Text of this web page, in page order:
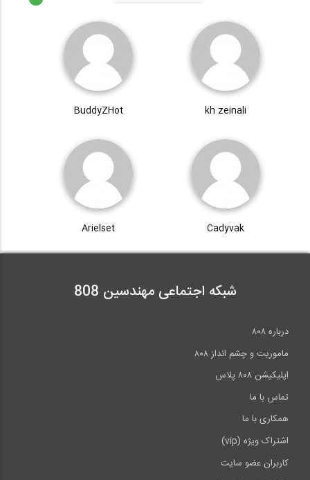
kh zeinali
BuddyZHot
Cadyvak
Arielset
شبکه اجتماعی مهندسین 808
درباره ۸۰۸
ماموریت و چشم انداز ۸۰۸
اپلیکیشن ۸۰۸ پلاس
تماس با ما
همکاری با ما
اشتراک ویژه (vip)
کاربران عضو سایت